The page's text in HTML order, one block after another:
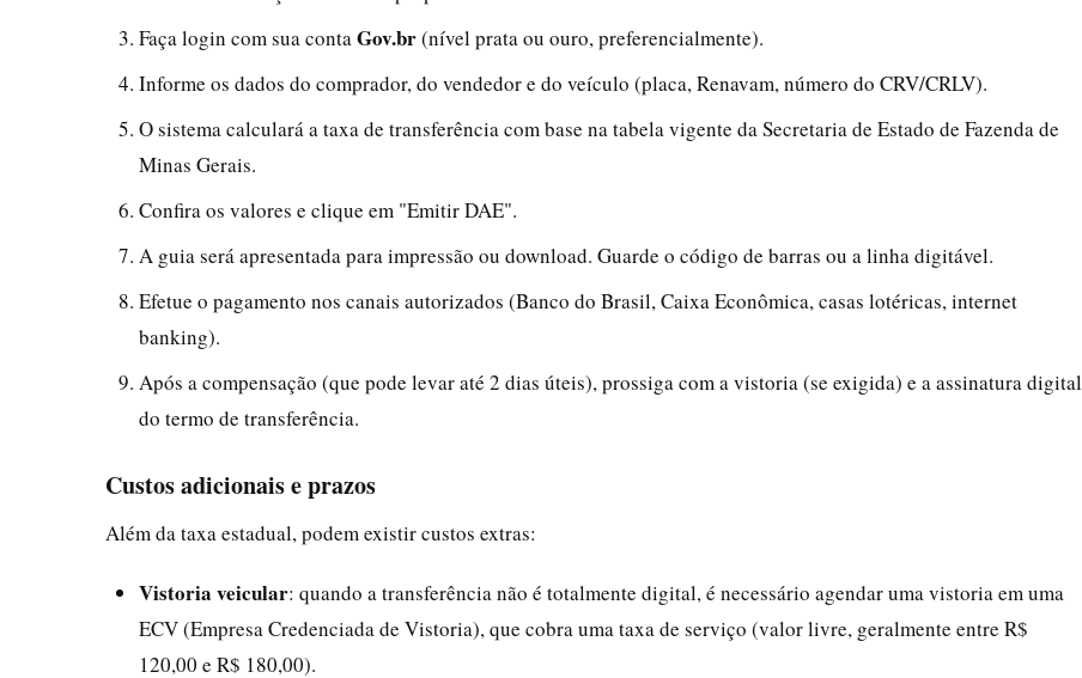
Faça login com sua conta Gov.br(nível prata ou ouro, preferencialmente).
Informe os dados do comprador, do vendedor e do veículo (placa, Renavam, número do CRV/CRLV).
O sistema calculará a taxa de transferência com base na tabela vigente da Secretaria de Estado de Fazenda de
Minas Gerais.
Confira os valores e clique em "Emitir DAE".
A guia será apresentada para impressão ou download. Guarde o código de barras ou a linha digitável.
Efetue o pagamento nos canais autorizados (Banco do Brasil, Caixa Econômica, casas lotéricas, internet
banking).
Após a compensação (que pode levar até 2 dias úteis), prossiga com a vistoria (se exigida) e a assinatura digital
do termo de transferência.
Custos adicionais e prazos
Além da taxa estadual, podem existir custos extras:
Vistoria veicular: quando a transferência não é totalmente digital, é necessário agendar uma vistoria em uma
ECV (Empresa Credenciada de Vistoria), que cobra uma taxa de serviço (valor livre, geralmente entre R$
120,00 e R$ 180,00).